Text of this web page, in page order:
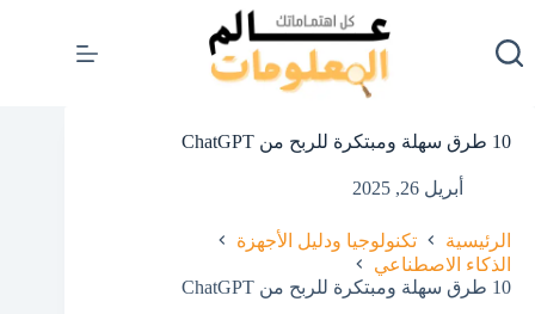
المحتوى
10 طرق سهلة ومبتكرة للربح من ChatGPT
أبريل 26, 2025
الرئيسية
تكنولوجيا ودليل الأجهزة
الذكاء الاصطناعي
10 طرق سهلة ومبتكرة للربح من ChatGPT